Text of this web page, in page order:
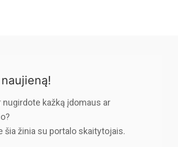
nugirdote kažką įdomaus ar
šia žinia su portalo skaitytojais.